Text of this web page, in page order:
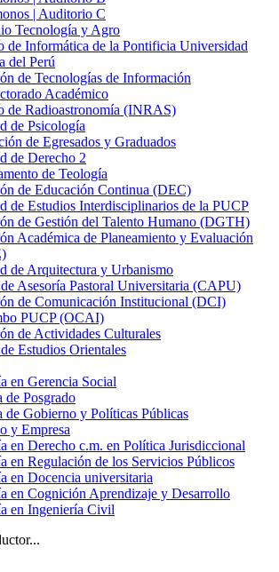
| Auditorio C
Tecnología y Agro
de Informática de la Pontificia Universidad
del Perú
de Tecnologías de Información
Académico
de Radioastronomía (INRAS)
de Psicología
de Egresados y Graduados
de Derecho 2
de Teología
de Educación Continua (DEC)
de Estudios Interdisciplinarios de la PUCP
de Gestión del Talento Humano (DGTH)
Académica de Planeamiento y Evaluación
de Arquitectura y Urbanismo
Asesoría Pastoral Universitaria (CAPU)
de Comunicación Institucional (DCI)
PUCP (OCAI)
de Actividades Culturales
Estudios Orientales
en Gerencia Social
de Posgrado
de Gobierno y Políticas Públicas
y Empresa
en Derecho c.m. en Política Jurisdiccional
en Regulación de los Servicios Públicos
en Docencia universitaria
en Cognición Aprendizaje y Desarrollo
en Ingeniería Civil